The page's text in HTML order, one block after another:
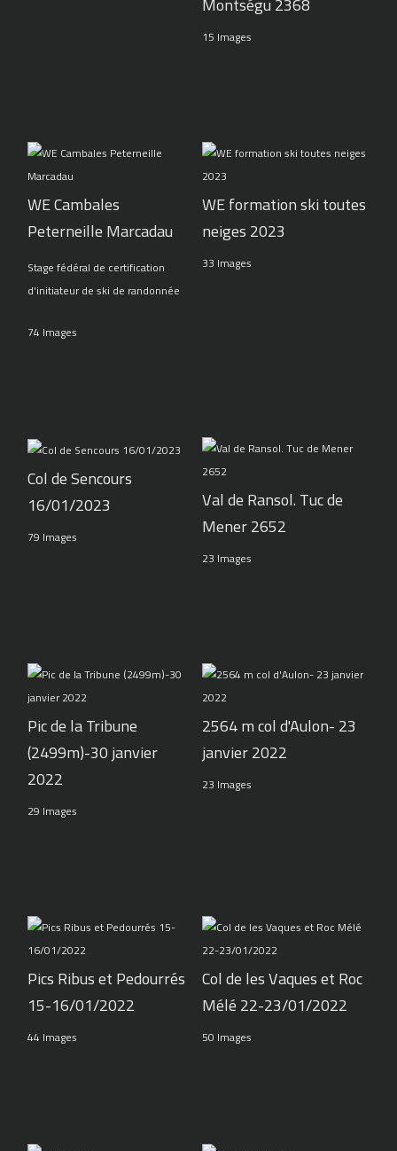
15 Images
WE Cambales
Peterneille Marcadau
Stage fédéral de certification
d'initiateur de ski de randonnée
74 Images
WE formation ski toutes
neiges 2023
33 Images
Col de Sencours
16/01/2023
79 Images
Val de Ransol. Tuc de
Mener 2652
23 Images
Pic de la Tribune
(2499m)-30 janvier
2022
29 Images
2564 m col d'Aulon- 23
janvier 2022
23 Images
Pics Ribus et Pedourrés
15-16/01/2022
44 Images
Col de les Vaques et Roc
Mélé 22-23/01/2022
50 Images